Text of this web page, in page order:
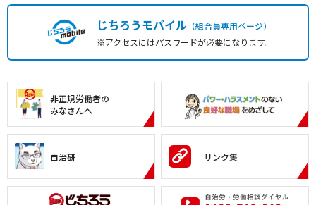
じちろうモバイル（組合員専用ページ）
※アクセスにはパスワードが必要になります。
非正規労働者の
みなさんへ
自治研 リンク集